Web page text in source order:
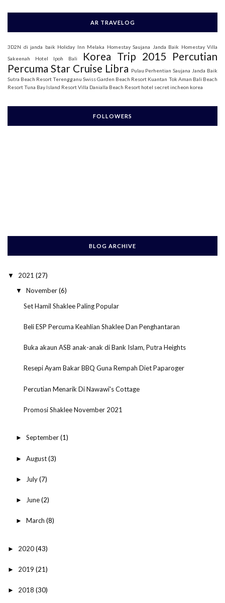
AR TRAVELOG
3D2N di janda baik Holiday Inn Melaka Homestay Saujana Janda Baik Homestay Villa
Sakeenah
Hotel Ipoh Bali Korea Trip 2015 Percutian
Percuma Star Cruise Libra Pulau Perhentian Saujana Janda Baik
Sutra Beach Resort Terengganu Swiss Garden Beach Resort Kuantan Tok Aman Bali Beach
ResortTuna Bay Island ResortVilla Danialla Beach Resort hotel secret incheon korea
FOLLOWERS
BLOG ARCHIVE
▼ 2021 (27)
▼ November(6)
Set Hamil Shaklee Paling Popular
Beli ESP Percuma Keahlian Shaklee Dan Penghantaran
Buka akaun ASB anak-anak di Bank Islam, Putra Heights
Resepi Ayam Bakar BBQ Guna Rempah Diet Paparoger
Percutian Menarik Di Nawawi's Cottage
Promosi Shaklee November 2021
► September(1)
► August(3)
► July(7)
► June(2)
► March (8)
► 2020(43)
► 2019 (21)
► 2018 (30)